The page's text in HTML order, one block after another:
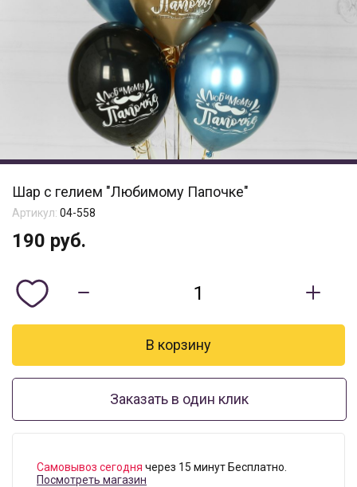
Шар с гелием "Любимому Папочке"
Артикул: 04-558
190 руб.
Заказать в один клик
Самовывоз сегодня через 15 минут Бесплатно.
Посмотреть магазин